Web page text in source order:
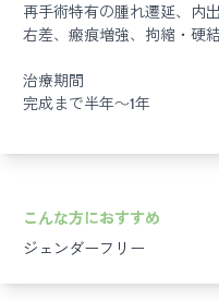
再手術特有の腫れ遷延、内
右差、瘢痕増強、拘縮・硬
治療期間
完成まで半年～1年
こんな方におすすめ
ジェンダーフリー